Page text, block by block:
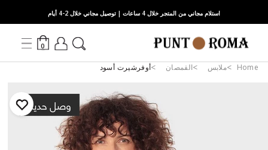
استلام مجاني من المتجر خلال 4 ساعات | توصيل مجاني خلال 2-4 أيام
0
Home ملابس القمصان أوفرشيرت أسود